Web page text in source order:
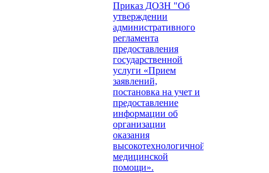
Приказ ДОЗН "Об
утверждении
административного
регламента
предоставления
государственной
услуги «Прием
заявлений,
постановка на учет и
предоставление
информации об
организации
оказания
высокотехнологичной
медицинской
помощи».